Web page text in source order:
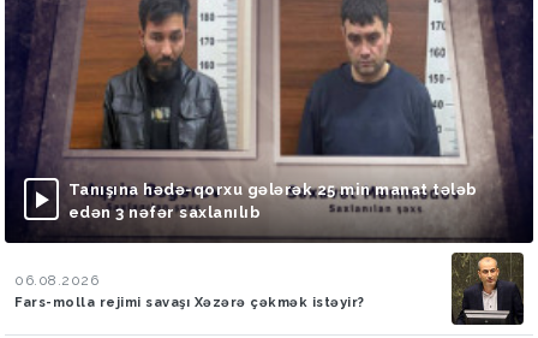
Tanışına hədə-qorxu gələrək 25 min manat tələb
edən 3 nəfər saxlanılıb
06.08.2026
Fars-molla rejimi savaşı Xəzərə çəkmək istəyir?